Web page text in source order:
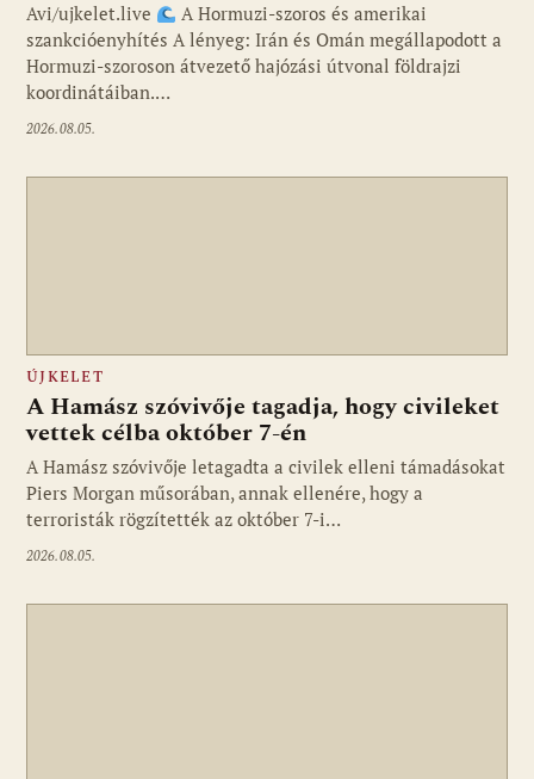
Avi/ujkelet.live
A Hormuzi-szoros és amerikai
szankcióenyhítés A lényeg: Irán és Omán megállapodott a
Hormuzi-szoroson átvezető hajózási útvonal földrajzi
koordinátáiban.…
2026.08.05.
ÚJKELET
A Hamász szóvivője tagadja, hogy civileket
vettek célba október 7-én
A Hamász szóvivője letagadta a civilek elleni támadásokat
Piers Morgan műsorában, annak ellenére, hogy a
terroristák rögzítették az október 7-i…
2026.08.05.